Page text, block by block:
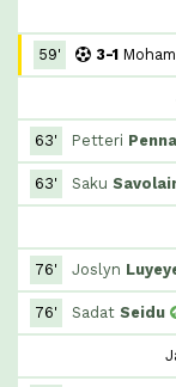
59' 3-1
63' Petteri
63' Saku
76' Joslyn
76' Sadat Seidu